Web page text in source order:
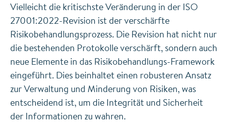
Vielleicht die kritischste Veränderung in der ISO
27001:2022-Revision ist der verschärfte
Risikobehandlungsprozess. Die Revision hat nicht nur
die bestehenden Protokolle verschärft, sondern auch
neue Elemente in das Risikobehandlungs-Framework
eingeführt. Dies beinhaltet einen robusteren Ansatz
zur Verwaltung und Minderung von Risiken, was
entscheidend ist, um die Integrität und Sicherheit
der Informationen zu wahren.